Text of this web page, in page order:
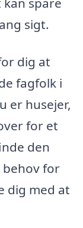
sigt.
dig at
fagfolk i
er husejer,
for et
den
for
dig med at